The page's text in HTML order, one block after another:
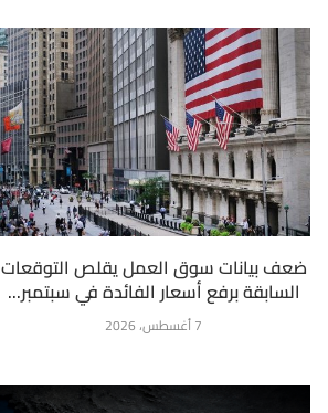
ضعف بيانات سوق العمل يقلص التوقعات
السابقة برفع أسعار الفائدة في سبتمبر...
7 أغسطس، 2026